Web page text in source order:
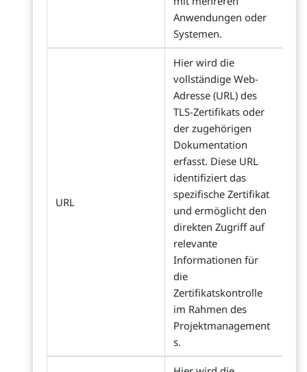
Anwendungen oder
Systemen.
URL
Hier wird die
vollständige Web-
Adresse (URL) des
TLS-Zertifikats oder
der zugehörigen
Dokumentation
erfasst. Diese URL
identifiziert das
spezifische Zertifikat
und ermöglicht den
direkten Zugriff auf
relevante
Informationen für
die
Zertifikatskontrolle
im Rahmen des
Projektmanagement
s.